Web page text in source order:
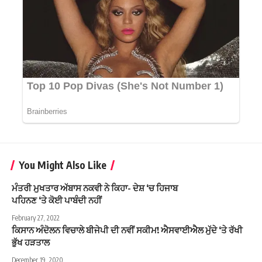
You Might Also Like
ਮੰਤਰੀ ਮੁਖਤਾਰ ਅੱਬਾਸ ਨਕਵੀ ਨੇ ਕਿਹਾ- ਦੇਸ਼ ‘ਚ ਹਿਜਾਬ
ਪਹਿਨਣ ‘ਤੇ ਕੋਈ ਪਾਬੰਦੀ ਨਹੀਂ
February 27, 2022
ਕਿਸਾਨ ਅੰਦੋਲਨ ਵਿਚਾਲੇ ਬੀਜੇਪੀ ਦੀ ਨਵੀਂ ਸਕੀਮ! ਐਸਵਾਈਐਲ ਮੁੱਦੇ ‘ਤੇ ਰੱਖੀ
ਭੁੱਖ ਹੜਤਾਲ
December 19, 2020